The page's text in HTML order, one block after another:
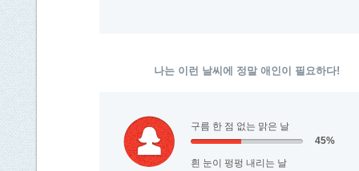
나는 이런 날씨에 정말 애인이 필요하다!
구름 한 점 없는 맑은 날
45%
흰 눈이 펑펑 내리는 날